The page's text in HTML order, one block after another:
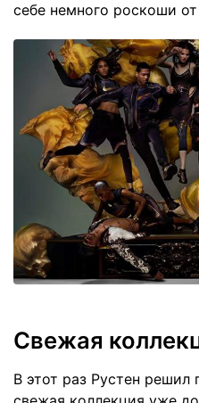
себе немного роскоши
Свежая
В этот раз Рустен решил